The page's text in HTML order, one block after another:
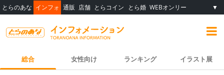
とらのあな インフォ 通販 店舗 とらコイン とら婚 WEBオンリー ▼
総合 女性向け ランキング イラスト展